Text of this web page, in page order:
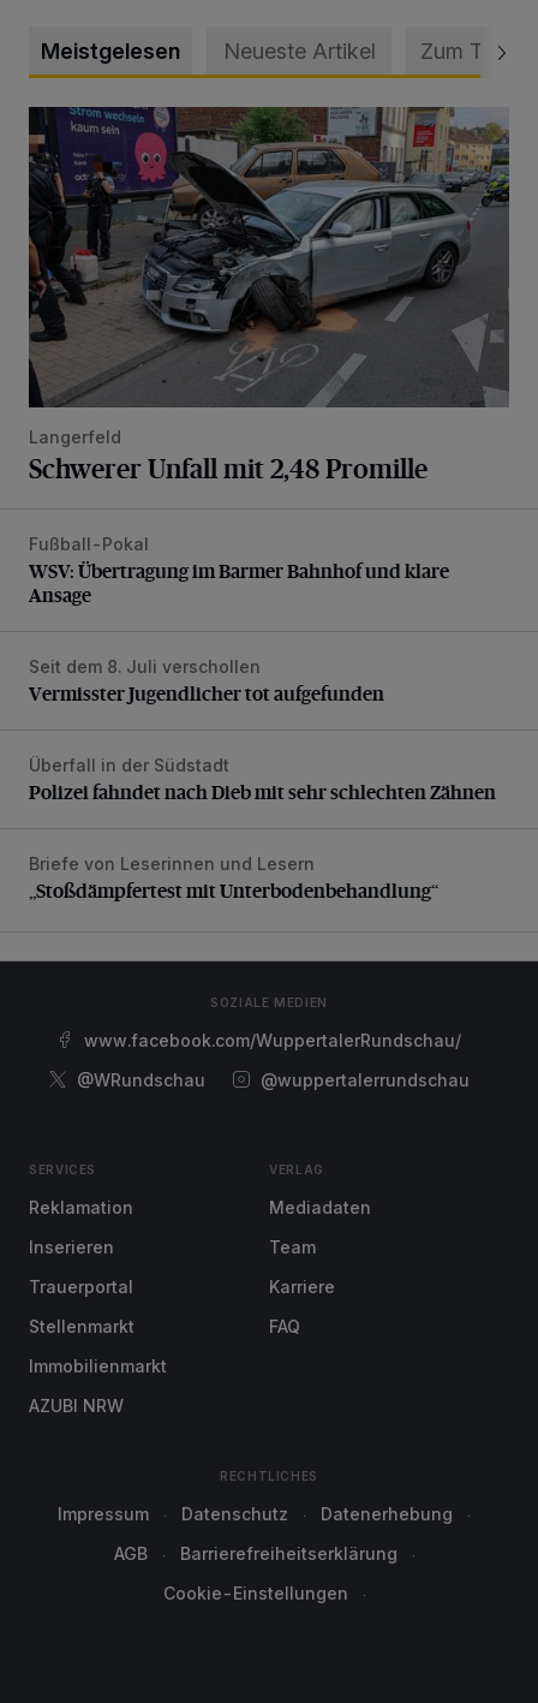
Meistgelesen Neueste Artikel Zum Thema
Schwerer Unfall mit 2,48 Promille
Langerfeld
Schwerer Unfall mit 2,48 Promille
WSV: Übertragung im Barmer Bahnhof und klare Ansage
Fußball-Pokal
WSV: Übertragung im Barmer Bahnhof und klare
Ansage
Vermisster Jugendlicher tot aufgefunden
Seit dem 8. Juli verschollen
Vermisster Jugendlicher tot aufgefunden
Polizei fahndet nach Dieb mit sehr schlechten Zähnen
Überfall in der Südstadt
Polizei fahndet nach Dieb mit sehr schlechten Zähnen
„Stoßdämpfertest mit Unterbodenbehandlung“
Briefe von Leserinnen und Lesern
„Stoßdämpfertest mit Unterbodenbehandlung“
SOZIALE MEDIEN
www.facebook.com/WuppertalerRundschau/
@WRundschau
@wuppertalerrundschau
SERVICES
Reklamation
Inserieren
Trauerportal
Stellenmarkt
Immobilienmarkt
AZUBI NRW
VERLAG
Mediadaten
Team
Karriere
FAQ
RECHTLICHES
Impressum Datenschutz
Datenerhebung
AGB
Barrierefreiheitserklärung
Cookie-Einstellungen